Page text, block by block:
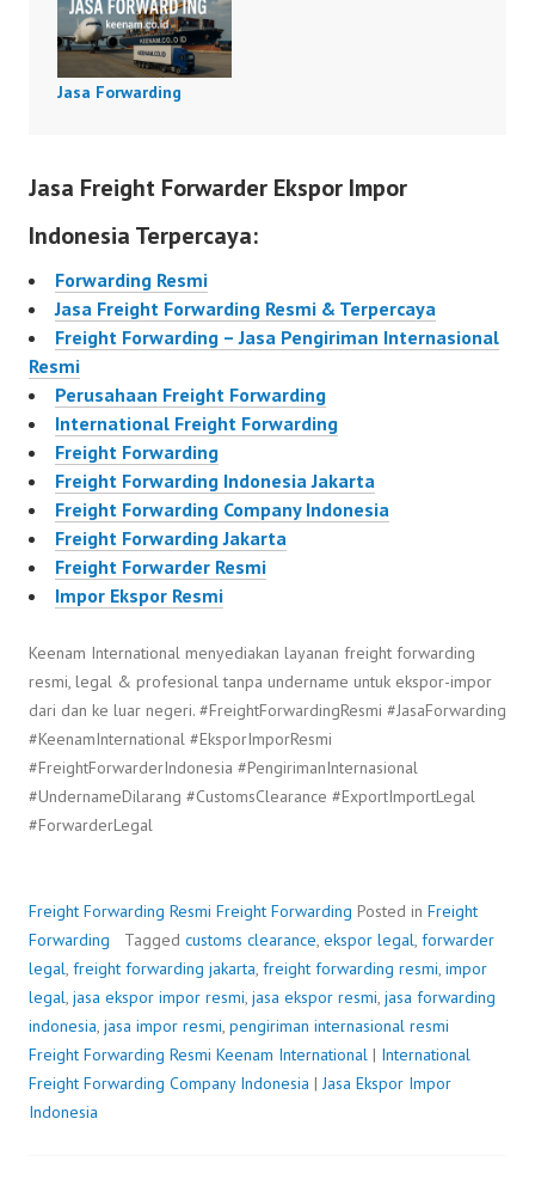
Jasa Forwarding
Jasa Freight Forwarder Ekspor Impor
Indonesia Terpercaya:
Forwarding Resmi
Jasa Freight Forwarding Resmi & Terpercaya
Freight Forwarding – Jasa Pengiriman Internasional
Resmi
Perusahaan Freight Forwarding
International Freight Forwarding
Freight Forwarding
Freight Forwarding Indonesia Jakarta
Freight Forwarding Company Indonesia
Freight Forwarding Jakarta
Freight Forwarder Resmi
Impor Ekspor Resmi
Keenam International menyediakan layanan freight forwarding
resmi, legal & profesional tanpa undername untuk ekspor-impor
dari dan ke luar negeri. #FreightForwardingResmi #JasaForwarding
#KeenamInternational #EksporImporResmi
#FreightForwarderIndonesia #PengirimanInternasional
#UndernameDilarang #CustomsClearance #ExportImportLegal
#ForwarderLegal
Freight Forwarding Resmi Freight Forwarding Posted in Freight
Forwarding
Tagged customs clearance, ekspor legal, forwarder
legal, freight forwarding jakarta, freight forwarding resmi, impor
legal, jasa ekspor impor resmi, jasa ekspor resmi, jasa forwarding
indonesia, jasa impor resmi, pengiriman internasional resmi
Freight Forwarding Resmi P
o
b
y
Keenam International | International
Freight Forwarding Company Indonesia |Jasa Ekspor Impor
Indonesia